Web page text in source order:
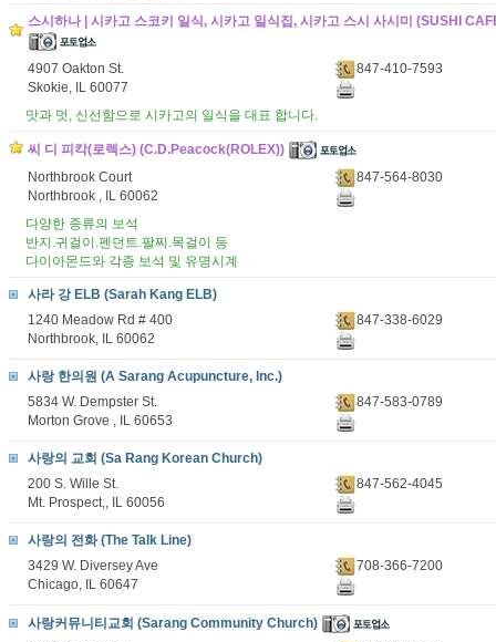
스시하나 | 시카고 스코키 일식, 시카고 일식집, 시카고 스시 사시미 (SUSHI
4907 Oakton St.
Skokie, IL 60077
847-410-7593
맛과 멋, 신선함으로 시카고의 일식을 대표 합니다.
씨 디 피칵(로렉스) (C.D.Peacock(ROLEX))
Northbrook Court
Northbrook , IL 60062
847-564-8030
다양한 종류의 보석
반지.귀걸이.펜던트.팔찌.목걸이 등
다이아몬드와 각종 보석 및 유명시계
사라 강 ELB (Sarah Kang ELB)
1240 Meadow Rd # 400
Northbrook, IL 60062
847-338-6029
사랑 한의원 (A Sarang Acupuncture, Inc.)
5834 W. Dempster St.
Morton Grove , IL 60653
847-583-0789
사랑의 교회 (Sa Rang Korean Church)
200 S. Wille St.
Mt. Prospect,, IL 60056
847-562-4045
사랑의 전화 (The Talk Line)
3429 W. Diversey Ave
Chicago, IL 60647
708-366-7200
사랑커뮤니티교회 (Sarang Community Church)